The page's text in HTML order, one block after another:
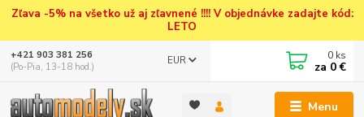
Zľava -5% na všetko už aj zľavnené !!!! V objednávke zadajte kód:
LETO
Menu
EUR
+421 903 381 256
(Po-Pia, 13-18 hod.)
0 ks
za 0 €